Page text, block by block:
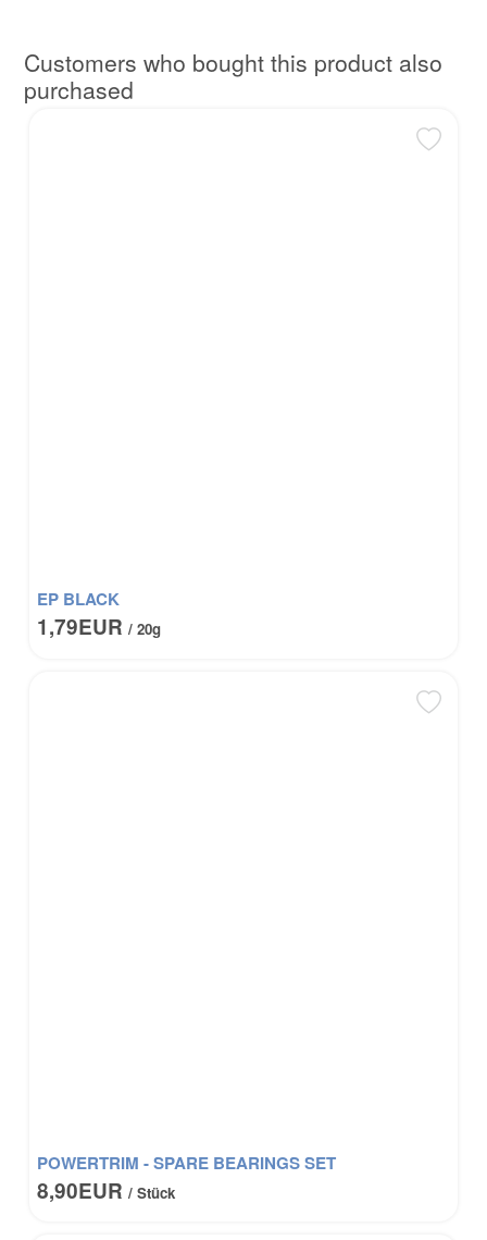
Customers who bought this product also
purchased
EP BLACK
1,79EUR/ 20g
POWERTRIM - SPARE BEARINGS SET
8,90EUR/ Stück